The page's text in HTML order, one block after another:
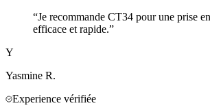
“Je recommande CT34 pour une prise
efficace et rapide.”
Y
Yasmine R.
Experience vérifiée